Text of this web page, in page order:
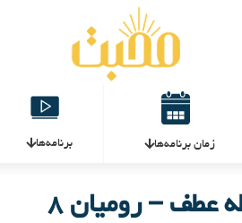
زمان برنامه‌ها برنامه‌ها
عطف – رومیان ۸